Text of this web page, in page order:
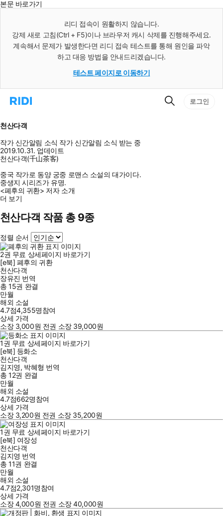
본문 바로가기
리디 접속이 원활하지 않습니다.
강제 새로 고침(Ctrl + F5)이나 브라우저 캐시 삭제를 진행해주세요.
계속해서 문제가 발생한다면 리디 접속 테스트를 통해 원인을 파악
하고 대응 방법을 안내드리겠습니다.
테스트 페이지로 이동하기
리
으
로
이
동
검
로그인
천산다객
작가 신간알림 소식 작가 신간알림 소식 받는 중
2019.10.31. 업데이트
천산다객(千山茶客)
중국 작가로 동양 궁중 로맨스 소설의 대가이다.
중생지 시리즈가 유명.
<폐후의 귀환> 저자 소개
더 보기
천산다객 작품 총 9종
정렬 순서
2권 무료 상세페이지 바로가기
[e북] 폐후의 귀환
천산다객
장유진 번역
총 15권 완결
만월
해외 소설
4.7점4,355명참여
상세 가격
소장 3,000원 전권 소장 39,000원
1권 무료 상세페이지 바로가기
[e북] 등화소
천산다객
김지영, 박혜형 번역
총 12권 완결
만월
해외 소설
4.7점662명참여
상세 가격
소장 3,200원 전권 소장 35,200원
1권 무료 상세페이지 바로가기
[e북] 여장성
천산다객
김지영 번역
총 11권 완결
만월
해외 소설
4.7점2,301명참여
상세 가격
소장4,000원 전권 소장40,000원